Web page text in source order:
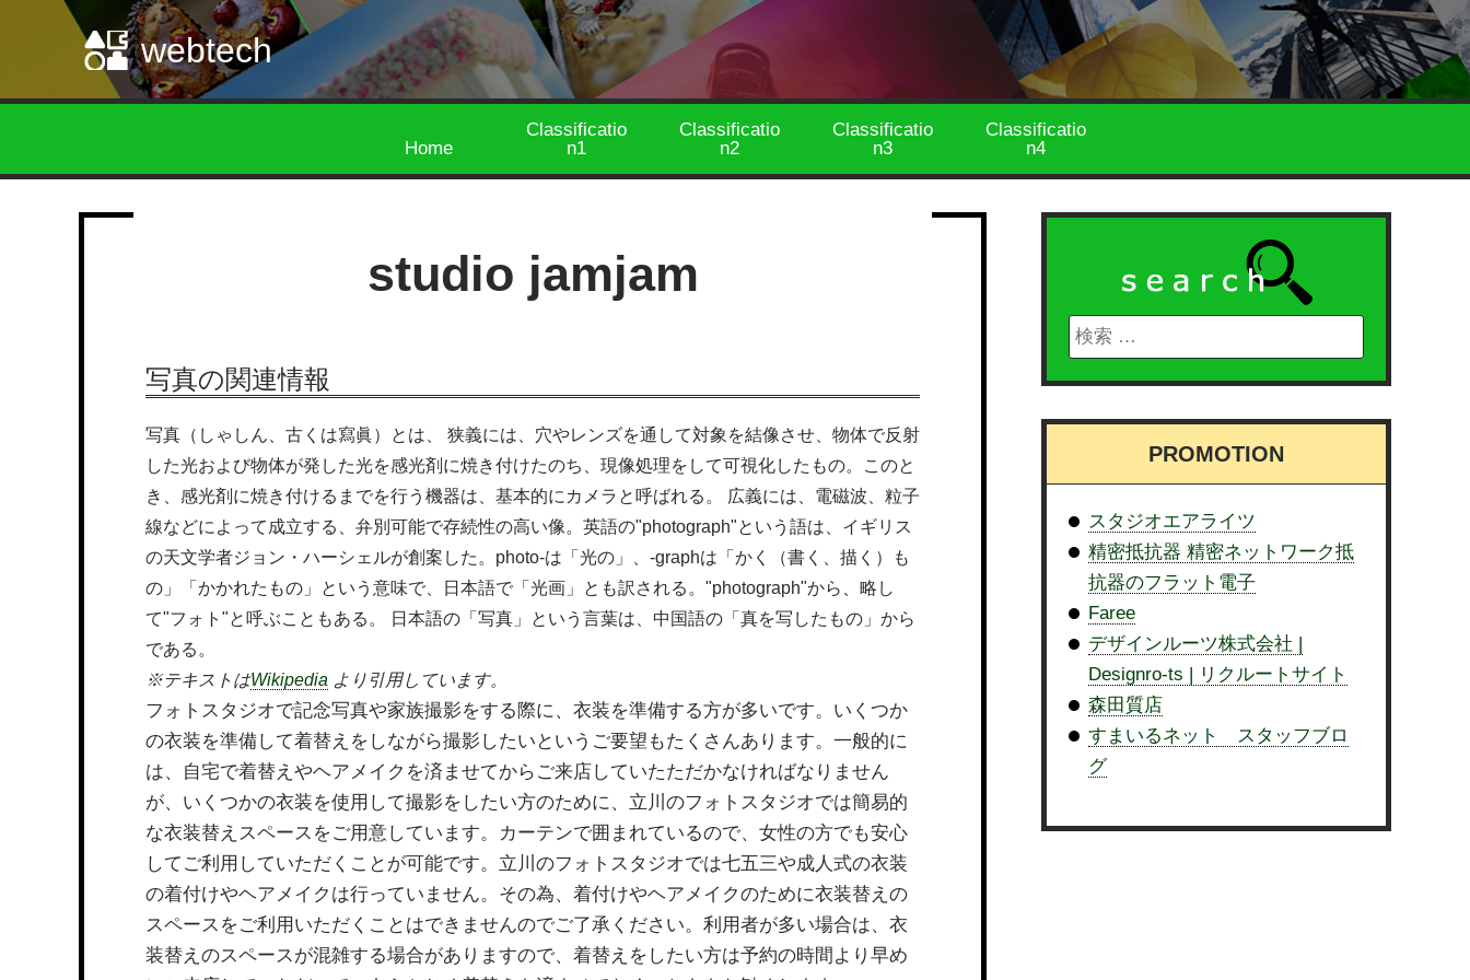
webtech
Home
Classificatio
n1
Classificatio
n2
Classificatio
n3
Classificatio
n4
studio jamjam
写真の関連情報
写真（しゃしん、古くは寫眞）とは、 狭義には、穴やレンズを通して対象を結像させ、物体で反射
した光および物体が発した光を感光剤に焼き付けたのち、現像処理をして可視化したもの。このと
き、感光剤に焼き付けるまでを行う機器は、基本的にカメラと呼ばれる。 広義には、電磁波、粒子
線などによって成立する、弁別可能で存続性の高い像。英語の"photograph"という語は、イギリス
の天文学者ジョン・ハーシェルが創案した。photo-は「光の」、-graphは「かく（書く、描く）も
の」「かかれたもの」という意味で、日本語で「光画」とも訳される。"photograph"から、略し
て"フォト"と呼ぶこともある。 日本語の「写真」という言葉は、中国語の「真を写したもの」から
である。
※テキストはWikipedia より引用しています。
フォトスタジオで記念写真や家族撮影をする際に、衣装を準備する方が多いです。いくつか
の衣装を準備して着替えをしながら撮影したいというご要望もたくさんあります。一般的に
は、自宅で着替えやヘアメイクを済ませてからご来店していたただかなければなりません
が、いくつかの衣装を使用して撮影をしたい方のために、立川のフォトスタジオでは簡易的
な衣装替えスペースをご用意しています。カーテンで囲まれているので、女性の方でも安心
してご利用していただくことが可能です。立川のフォトスタジオでは七五三や成人式の衣装
の着付けやヘアメイクは行っていません。その為、着付けやヘアメイクのために衣装替えの
スペースをご利用いただくことはできませんのでご了承ください。利用者が多い場合は、衣
装替えのスペースが混雑する場合がありますので、着替えをしたい方は予約の時間より早め
PROMOTION
スタジオエアライツ
精密抵抗器 精密ネットワーク抵
抗器のフラット電子
Faree
デザインルーツ株式会社 |
Designro-ts | リクルートサイト
森田質店
すまいるネット スタッフブロ
グ